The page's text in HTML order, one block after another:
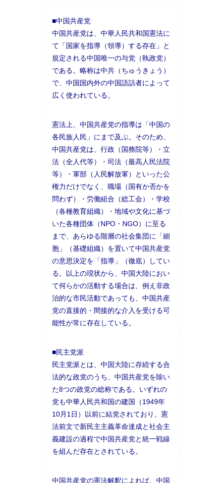
■中国共産党
中国共産党は、中華人民共和国憲法に
て「国家を指導（領導）する存在」と
規定される中国唯一の与党（執政党）
である。略称は中共（ちゅうきょう）
で、中国国内外の中国語話者によって
広く使われている。
憲法上、中国共産党の指導は「中国の
各民族人民」にまで及ぶ。そのため、
中国共産党は、行政（国務院等）・立
法（全人代等）・司法（最高人民法院
等）・軍部（人民解放軍）といった公
権力だけでなく、職場（国有か否かを
問わず）・労働組合（総工会）・学校
（各種教育組織）・地域や文化に基づ
いた各種団体（NPO・NGO）に至る
まで、あらゆる階層の社会集団に「細
胞」（基礎組織）を置いて中国共産党
の意思決定を「指導」（徹底）してい
る。以上の現状から、中国大陸におい
て何らかの活動する場合は、例え非政
治的な市民活動であっても、中国共産
党の直接的・間接的な介入を受ける可
能性が常に存在している。
■民主党派
民主党派とは、中国大陸に存続する合
法的な政党のうち、中国共産党を除い
た8つの政党の総称である。いずれの
党も中華人民共和国の建国（1949年
10月1日）以前に結党されており、憲
法前文で新民主主義革命達成と社会主
義建設の過程で中国共産党と統一戦線
を組んだ存在とされている。
中国共産党の憲法解釈によれば、中国